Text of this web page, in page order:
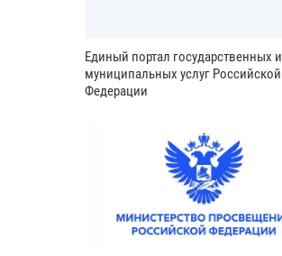
Единый портал государственных и
муниципальных услуг Российской
Федерации